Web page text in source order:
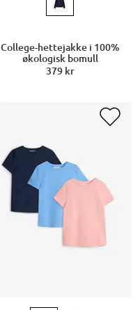
College-hettejakke i 100%
økologisk bomull
379 kr